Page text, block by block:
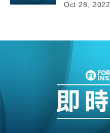
Oct 28, 2022